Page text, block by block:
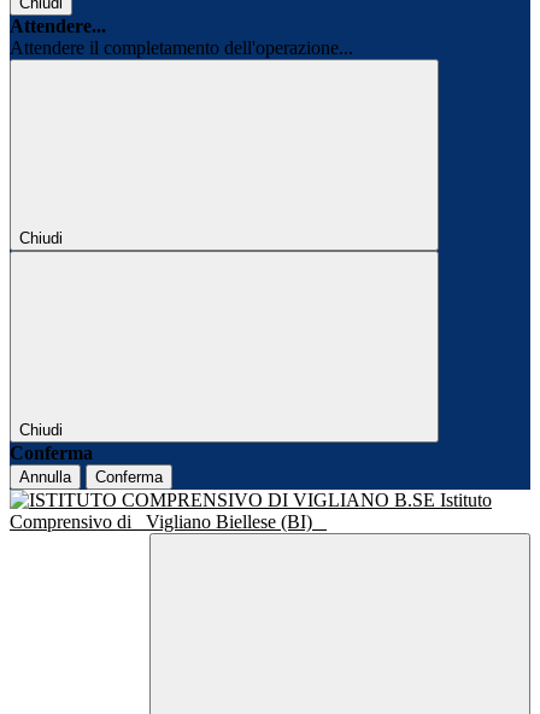
Attendere...
Attendere il completamento dell'operazione...
Chiudi
Chiudi
Conferma
Annulla Conferma
Istituto
Comprensivo di
Vigliano Biellese (BI)